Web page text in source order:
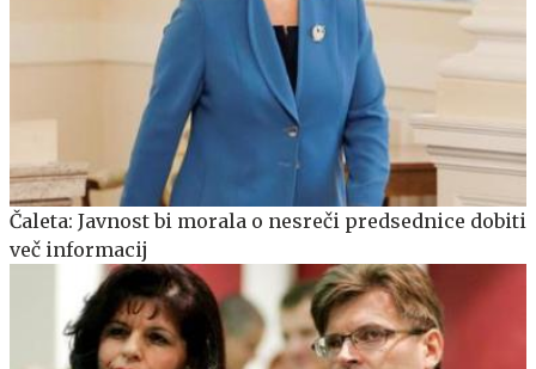
Čaleta: Javnost bi morala o nesreči predsednice dobiti
več informacij